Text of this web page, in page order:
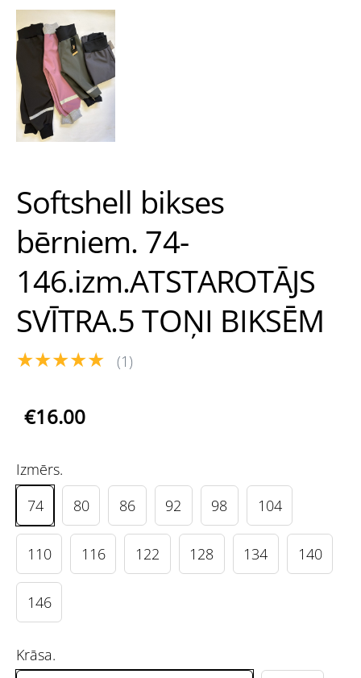
Softshell bikses
bērniem. 74-
146.izm.ATSTAROTĀJS
SVĪTRA.5 TOŅI BIKSĒM
★★★★★ (1)
€16.00
Izmērs.
74
80 86 92 98 104
110 116 122 128 134 140
146
Krāsa.